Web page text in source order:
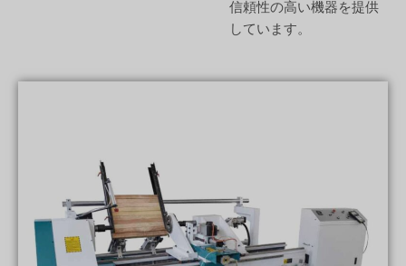
信頼性の高い機器を提供
しています。